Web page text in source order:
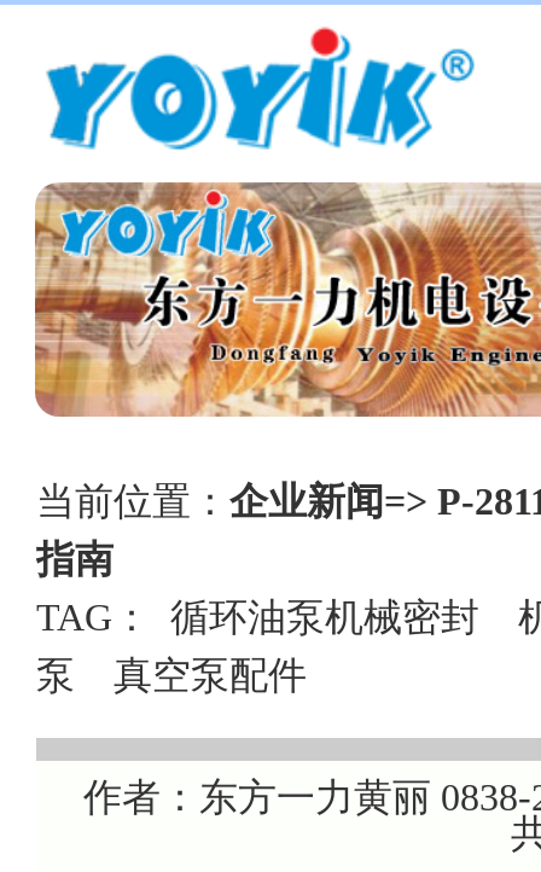
当前位置： 企业新闻=> P-
指南
TAG： 循环油泵机械密封
泵
真空泵配件
作者：东方一力黄丽